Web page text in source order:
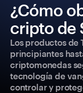
¿Cómo
cripto de
Los productos de
principiantes
criptomonedas
tecnología de
controlar y